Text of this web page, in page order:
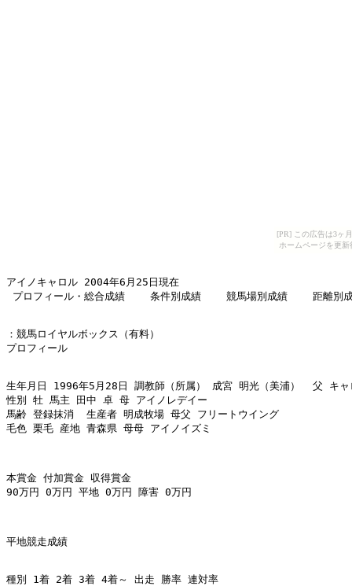
[PR] この広告は3ヶ
ホームページを更
アイノキャロル 2004年6月25日現在
プロフィール・総合成績    条件別成績    競馬場別成績    距離別
：競馬ロイヤルボックス（有料）
プロフィール
生年月日 1996年5月28日 調教師（所属） 成宮 明光（美浦）  父 キ
性別 牡 馬主 田中 卓 母 アイノレデイー
馬齢 登録抹消  生産者 明成牧場 母父 フリートウイング
毛色 栗毛 産地 青森県 母母 アイノイズミ
本賞金 付加賞金 収得賞金
90万円 0万円 平地 0万円 障害 0万円
平地競走成績
種別 1着 2着 3着 4着～ 出走 勝率 連対率